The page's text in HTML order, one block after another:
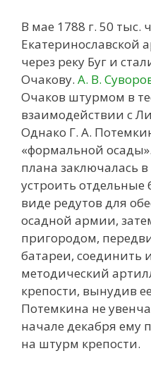
В мае 1788 г. 50 тыс.
Екатеринославской
через реку Буг и
Очакову. А. В.
Очаков штурмом в
взаимодействии с
Однако Г. А.
«формальной
плана заключалась
устроить отдельные
виде редутов для
осадной армии,
пригородом,
батареи, соединить
методический
крепости, вынудив
Потемкина не
начале декабря ему
на штурм крепости.